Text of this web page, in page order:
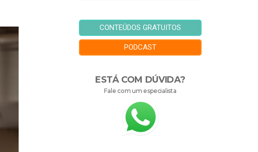
CONTEÚDOS GRATUITOS
PODCAST
ESTÁ COM DÚVIDA?
Fale com um especialista